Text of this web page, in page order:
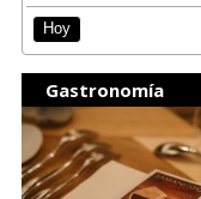
Hoy
Gastronomía